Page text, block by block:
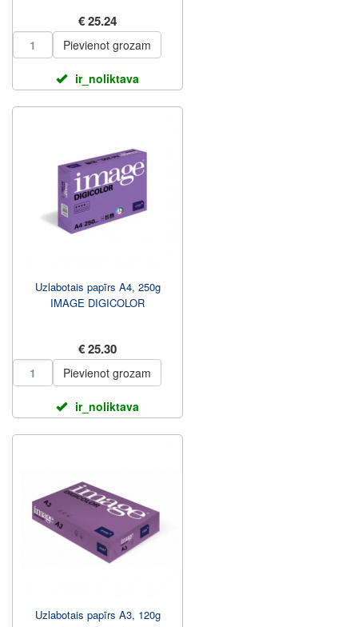
€ 25.24
Pievienot grozam
ir_noliktava
Uzlabotais papīrs A4, 250g
IMAGE DIGICOLOR
€ 25.30
Pievienot grozam
ir_noliktava
Uzlabotais papīrs A3, 120g